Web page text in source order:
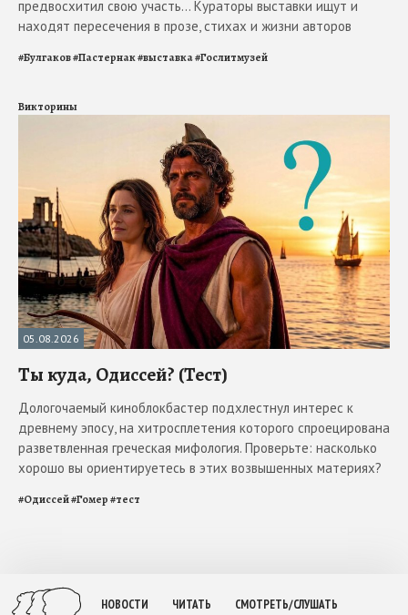
предвосхитил свою участь... Кураторы выставки ищут и
находят пересечения в прозе, стихах и жизни авторов
#Булгаков#Пастернак#выставка#Гослитмузей
Викторины
05.08.2026
Ты куда, Одиссей? (Тест)
Дологочаемый киноблокбастер подхлестнул интерес к
древнему эпосу, на хитросплетения которого спроецирована
разветвленная греческая мифология. Проверьте: насколько
хорошо вы ориентируетесь в этих возвышенных материях?
#Одиссей#Гомер#тест
НОВОСТИ ЧИТАТЬ
СМОТРЕТЬ/СЛУШАТЬ